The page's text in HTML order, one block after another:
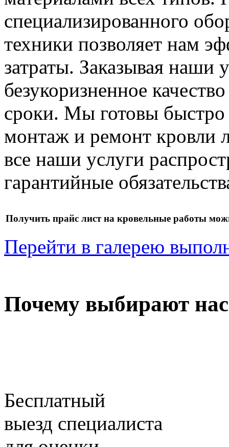
специализированного
техники позволяет нам
затраты. Заказывая наши
безукоризненное
сроки. Мы готовы быстро
монтаж и ремонт кровли
все наши услуги
гарантийные
Получить прайс лист на кровельные работы
Перейти в галерею
Почему выбирают нас
Бесплатный
выезд специалиста